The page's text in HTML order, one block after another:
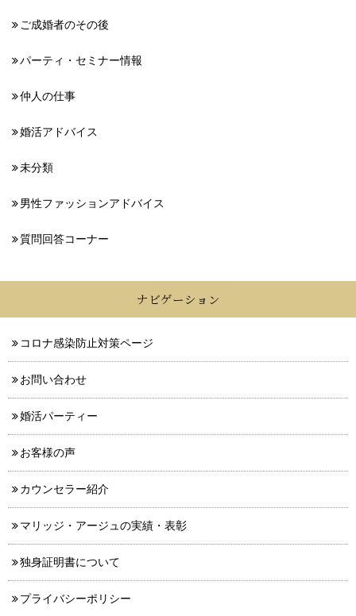
ご成婚者のその後
パーティ・セミナー情報
仲人の仕事
婚活アドバイス
未分類
男性ファッションアドバイス
質問回答コーナー
ナビゲーション
コロナ感染防止対策ページ
お問い合わせ
婚活パーティー
お客様の声
カウンセラー紹介
マリッジ・アージュの実績・表彰
独身証明書について
プライバシーポリシー